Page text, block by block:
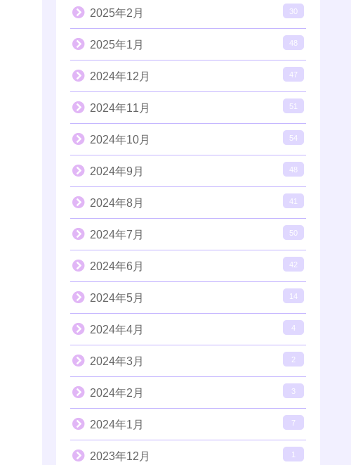
2025年2月 30
2025年1月 48
2024年12月 47
2024年11月 51
2024年10月 54
2024年9月 48
2024年8月 41
2024年7月 50
2024年6月 42
2024年5月 14
2024年4月 4
2024年3月 2
2024年2月 3
2024年1月 7
2023年12月 1